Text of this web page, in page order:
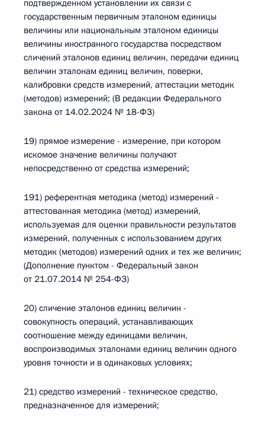
подтвержденном установлении их связи с
государственным первичным эталоном единицы
величины или национальным эталоном единицы
величины иностранного государства посредством
сличений эталонов единиц величин, передачи единиц
величин эталонам единиц величин, поверки,
калибровки средств измерений, аттестации методик
(методов) измерений; (В редакции Федерального
закона от 14.02.2024 № 18-ФЗ)
19) прямое измерение - измерение, при котором
искомое значение величины получают
непосредственно от средства измерений;
191) референтная методика (метод) измерений -
аттестованная методика (метод) измерений,
используемая для оценки правильности результатов
измерений, полученных с использованием других
методик (методов) измерений одних и тех же величин;
(Дополнение пунктом - Федеральный закон
от 21.07.2014 № 254-ФЗ)
20) сличение эталонов единиц величин -
совокупность операций, устанавливающих
соотношение между единицами величин,
воспроизводимых эталонами единиц величин одного
уровня точности и в одинаковых условиях;
21) средство измерений - техническое средство,
предназначенное для измерений;